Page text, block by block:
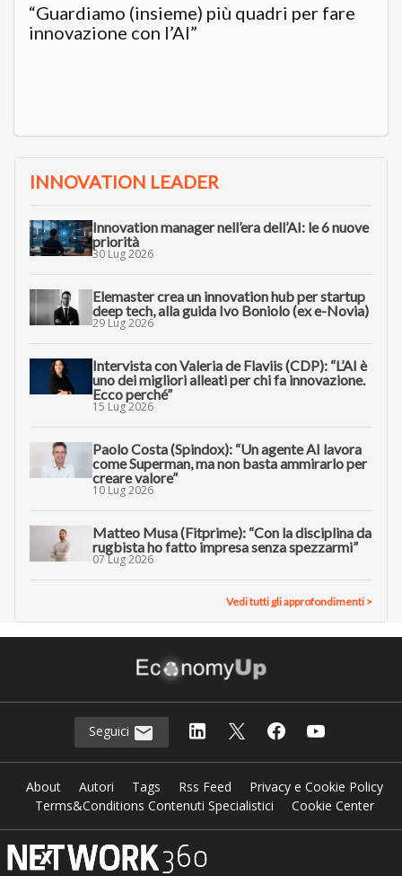
“Guardiamo (insieme) più quadri per fare
innovazione con l’AI”
INNOVATION LEADER
Innovation manager nell’era dell’AI: le 6 nuove
priorità
30 Lug 2026
Elemaster crea un innovation hub per startup
deep tech, alla guida Ivo Boniolo (ex e-Novia)
29 Lug 2026
Intervista con Valeria de Flaviis (CDP): “L’AI è
uno dei migliori alleati per chi fa innovazione.
Ecco perché”
15 Lug 2026
Paolo Costa (Spindox): “Un agente AI lavora
come Superman, ma non basta ammirarlo per
creare valore”
10 Lug 2026
Matteo Musa (Fitprime): “Con la disciplina da
rugbista ho fatto impresa senza spezzarmi”
07 Lug 2026
Vedi tutti gli approfondimenti >
Seguici
About Autori Tags Rss Feed
Privacy e Cookie Policy
Terms&Conditions Contenuti Specialistici
Cookie Center